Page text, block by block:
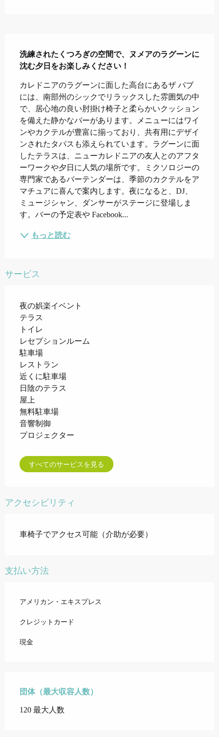
洗練されたくつろぎの空間で、ヌメアのラグーンに
沈む夕日をお楽しみください！
カレドニアのラグーンに面した高台にあるザ パブ
には、南部州のシックでリラックスした雰囲気の中
で、居心地の良い肘掛け椅子と柔らかいクッション
を備えた静かなバーがあります。メニューにはワイ
ンやカクテルが豊富に揃っており、共有用にデザイ
ンされたタパスも添えられています。ラグーンに面
したテラスは、ニューカレドニアの友人とのアフタ
ーワークや夕日に人気の場所です。ミクソロジーの
専門家であるバーテンダーは、季節のカクテルをア
マチュアに喜んで案内します。夜になると、DJ、
ミュージシャン、ダンサーがステージに登場しま
す。バーの予定表や Facebook...
もっと読む
サービス
夜の娯楽イベント
テラス
トイレ
レセプションルーム
駐車場
レストラン
近くに駐車場
日陰のテラス
屋上
無料駐車場
音響制御
プロジェクター
すべてのサービスを見る
アクセシビリティ
車椅子でアクセス可能（介助が必要）
支払い方法
アメリカン・エキスプレス
クレジットカード
現金
団体（最大収容人数）
団体（最大収容人数）
120 最大人数